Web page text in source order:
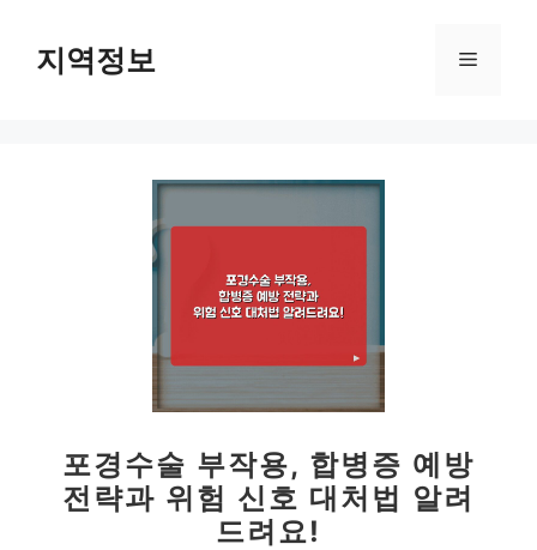
지역정보 메
포경수술 부작용, 합병증 예방
전략과 위험 신호 대처법 알려
드려요!